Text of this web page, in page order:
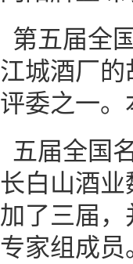
第五届全
江城酒厂
评委之一
五届全国
长白山酒
加了三届
专家组成员